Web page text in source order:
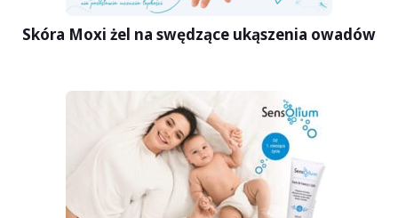
Skóra Moxi żel na swędzące ukąszenia owadów